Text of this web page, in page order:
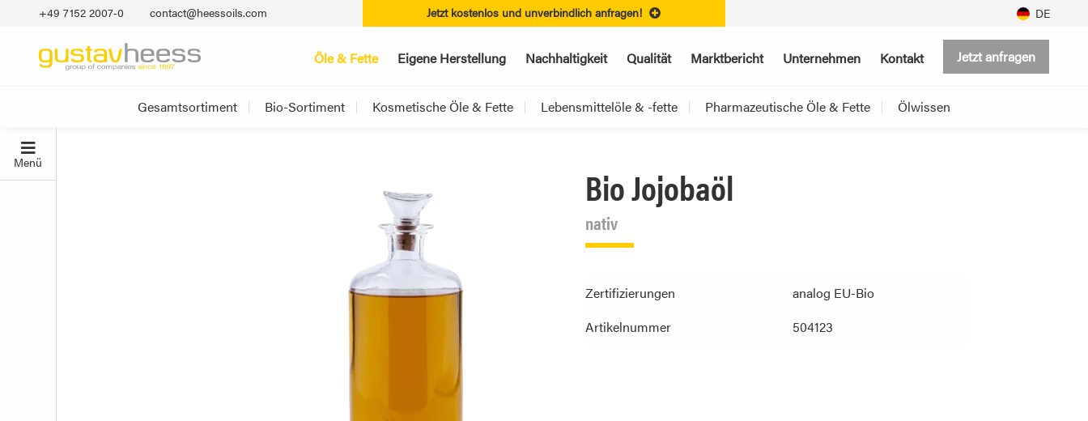
Jetzt kostenlos und unverbindlich anfragen!
+49 7152 2007‐0 contact@heessoils.com DE
Öle & Fette Eigene Herstellung Nachhaltigkeit Qualität Marktbericht Unternehmen Kontakt Jetzt anfragen
Gesamtsortiment Bio-Sortiment Kosmetische Öle & Fette Lebensmittelöle & -fette Pharmazeutische Öle & Fette Ölwissen
Menü
Bio Jojobaöl
nativ
Zertifizierungen
analog EU-Bio
Artikelnummer
504123